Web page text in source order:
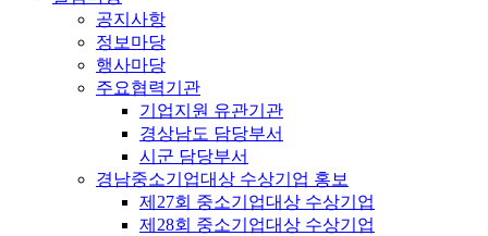
공지사항
정보마당
행사마당
주요협력기관
기업지원 유관기관
경상남도 담당부서
시군 담당부서
경남중소기업대상 수상기업 홍보
제27회 중소기업대상 수상기업
제28회 중소기업대상 수상기업